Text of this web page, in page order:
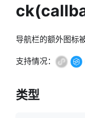
导航栏的额外图标
支持情况：
类型